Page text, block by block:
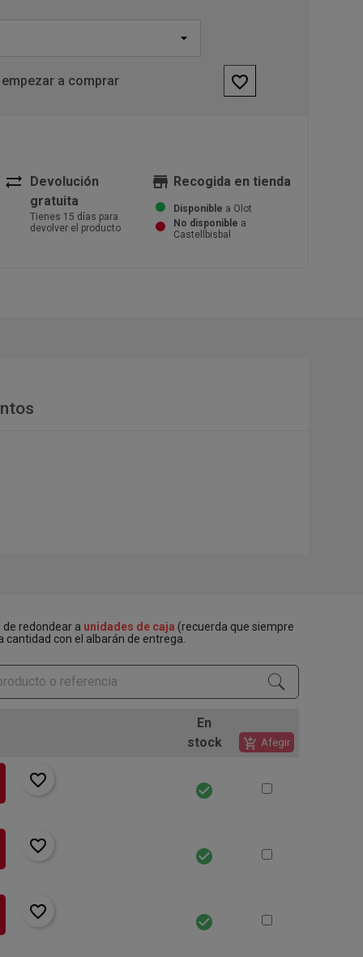
a comprar favorite_border
sync_alt
Devolución
gratuita
Tienes 15 días para
devolver el producto
store Recogida en tienda
Disponible a Olot
No disponible a
Castellbisbal
redondear a unidades de caja (recuerda que siempre
con el albarán de entrega.
En
stock
add_shopping_cart Afegir
favorite_border
check_circle
favorite_border
check_circle
favorite_border
check_circle